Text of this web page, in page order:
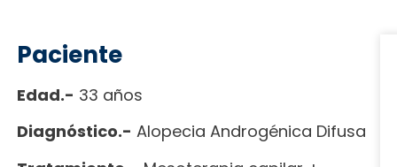
Paciente
Edad.- 33 años
Diagnóstico.- Alopecia Androgénica Difusa